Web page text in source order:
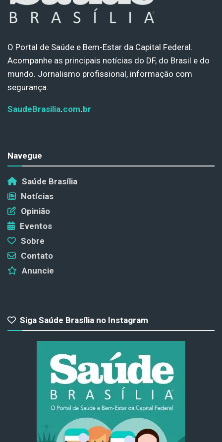
O Portal de Saúde e Bem-Estar da Capital Federal.
Acompanhe as principais notícias do DF, do Brasil e do
mundo. Jornalismo profissional, informação com
segurança.
SaudeBrasilia.com.br
Navegue
Saúde Brasília
Notícias
Opinião
Eventos
Sobre
Contato
Anuncie
Siga Saúde Brasília no Instagram